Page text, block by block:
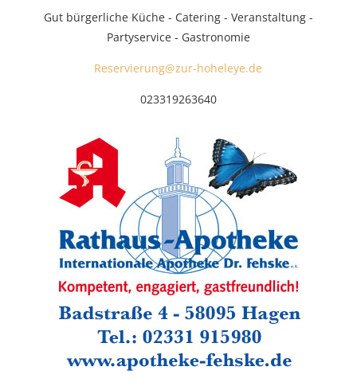
Gut bürgerliche Küche - Catering - Veranstaltung -
Partyservice - Gastronomie
Reservierung@zur-hoheleye.de
023319263640